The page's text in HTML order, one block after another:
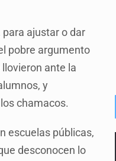
para ajustar o dar
pobre argumento
ante la
y
chamacos.
escuelas públicas,
desconocen lo